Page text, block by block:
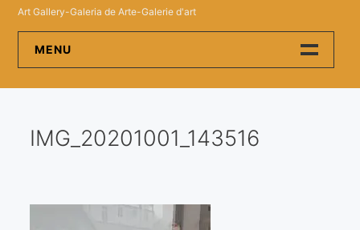
Art Gallery-Galeria de Arte-Galerie d'art
MENU
Artistas
Visitas a los ateliers o talleres de artistas
IMG_20201001_143516